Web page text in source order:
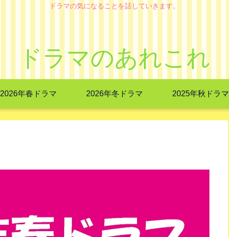
ドラマの気になることを話していきます。
ドラマのあれこれ
2026年春ドラマ 2026年冬ドラマ 2025年秋ドラマ